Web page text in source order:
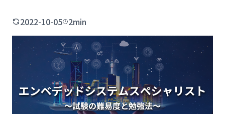
PaaS
ビッグデータ
MVNO
スマート漁業
2022-10-05 2min